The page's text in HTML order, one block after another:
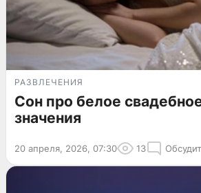
РАЗВЛЕЧЕНИЯ
Сон про белое
значения
20 апреля, 2026, 07:30 13